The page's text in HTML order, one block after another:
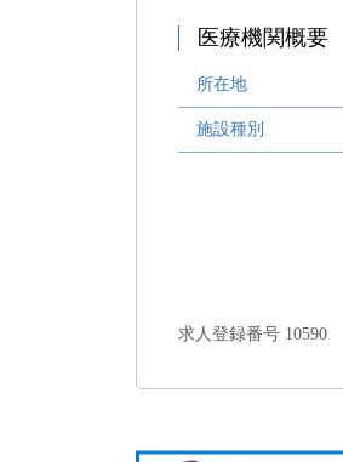
医療機関概要
所在地
施設種別
求人登録番号 10590